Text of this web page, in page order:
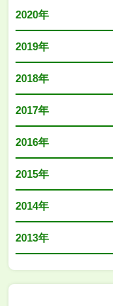
2020年
2019年
2018年
2017年
2016年
2015年
2014年
2013年